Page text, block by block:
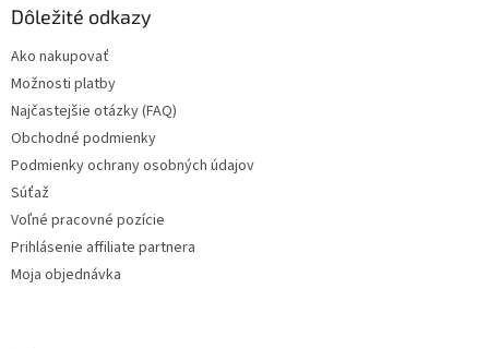
Dôležité odkazy
Ako nakupovať
Možnosti platby
Najčastejšie otázky (FAQ)
Obchodné podmienky
Podmienky ochrany osobných údajov
Súťaž
Voľné pracovné pozície
Prihlásenie affiliate partnera
Moja objednávka